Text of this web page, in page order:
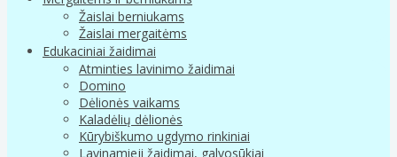
Žaislai berniukams
Žaislai mergaitėms
Edukaciniai žaidimai
Atminties lavinimo žaidimai
Domino
Dėlionės vaikams
Kaladėlių dėlionės
Kūrybiškumo ugdymo rinkiniai
Lavinamieji žaidimai, galvosūkiai